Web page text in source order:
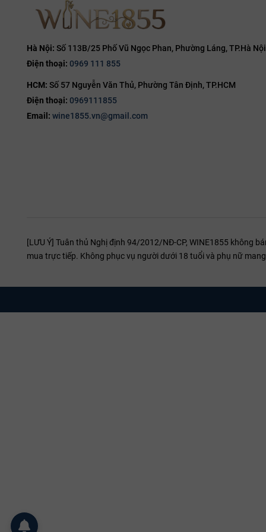
15%
15.5%
16%
16.5%
17%
Hà Nội: Số 113B/25 Phố Vũ Ngọc Phan, Phường Láng, TP.Hà Nội
Điện thoại: 0969 111 855
HCM: Số 57 Nguyễn Văn Thủ, Phường Tân Định, TP.HCM
Điện thoại: 0969111855
Email: wine1855.vn@gmail.com
[LƯU Ý] Tuân thủ Nghị định 94/2012/NĐ-CP, WINE1855 không
mua trực tiếp. Không phục vụ người dưới 18 tuổi và phụ nữ